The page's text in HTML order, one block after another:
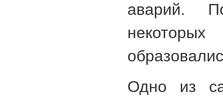
аварий.
Одно из